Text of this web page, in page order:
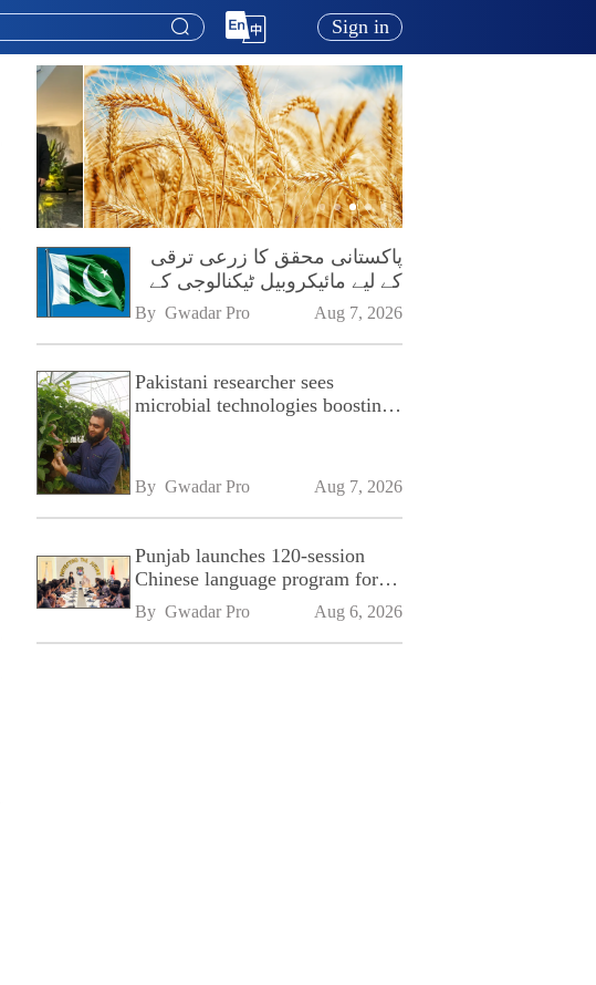
Sign in
پاکستانی محقق کا زرعی ترقی
کے لیے مائیکروبیل ٹیکنالوجی کے
فروغ پر زور
By Gwadar Pro Aug 7, 2026
Pakistani researcher sees
microbial technologies boosting
By Gwadar Pro Aug 7, 2026
Punjab launches 120-session
Chinese language program for
SPU
By Gwadar Pro Aug 6, 2026